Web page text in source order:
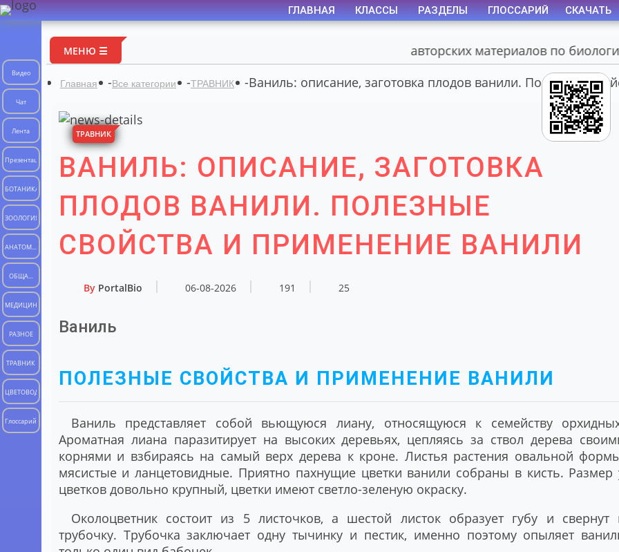
ГЛАВНАЯ КЛАССЫ РАЗДЕЛЫ ГЛОССАРИЙ СКАЧАТЬ
Видео
Чат
Лента
Презентации
БОТАНИКА
ЗООЛОГИЯ
АНАТОМИЯ
ЧЕЛОВЕКА
ОБЩАЯ
БИОЛОГИЯ
МЕДИЦИНА
РАЗНОЕ
ТРАВНИК
ЦВЕТОВОД
Глоссарий
МЕНЮ ☰ Портал авторских материалов по биологии
Главная -Все категории -ТРАВНИК -Ваниль: описание, заготовка плодов ванили. Полезные
ТРАВНИК
ВАНИЛЬ: ОПИСАНИЕ, ЗАГОТОВКА
ПЛОДОВ ВАНИЛИ. ПОЛЕЗНЫЕ
СВОЙСТВА И ПРИМЕНЕНИЕ ВАНИЛИ
ByPortalBio 06-08-2026 191 25
Ваниль
ПОЛЕЗНЫЕ СВОЙСТВА И ПРИМЕНЕНИЕ ВАНИЛИ
Ваниль представляет собой вьющуюся лиану, относящуюся к семейству
Ароматная лиана паразитирует на высоких деревьях, цепляясь за ствол дерева
корнями и взбираясь на самый верх дерева к кроне. Листья растения овальной
мясистые и ланцетовидные. Приятно пахнущие цветки ванили собраны в кисть. Размер
цветков довольно крупный, цветки имеют светло-зеленую окраску.
Околоцветник состоит из 5 листочков, а шестой листок образует губу и свернут
трубочку. Трубочка заключает одну тычинку и пестик, именно поэтому опыляет